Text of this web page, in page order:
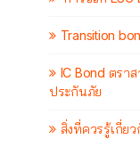
Transition
IC Bond ตรา
ประกันภัย
สิ่งที่ควรรู้เกี่ย